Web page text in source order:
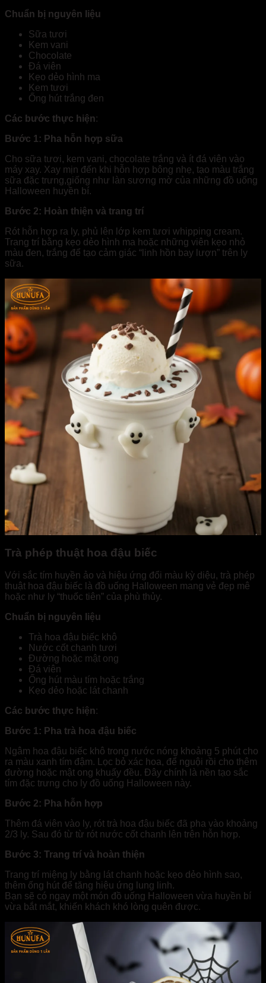
Chuẩn bị nguyên liệu
Sữa tươi
Kem vani
Chocolate
Đá viên
Kẹo dẻo hình ma
Kem tươi
Ống hút trắng đen
Các bước thực hiện:
Bước 1: Pha hỗn hợp sữa
Cho sữa tươi, kem vani, chocolate trắng và ít đá viên vào
máy xay. Xay mịn đến khi hỗn hợp bông nhẹ, tạo màu trắng
sữa đặc trưng,giống như làn sương mờ của những đồ uống
Halloween huyền bí.
Bước 2: Hoàn thiện và trang trí
Rót hỗn hợp ra ly, phủ lên lớp kem tươi whipping cream.
Trang trí bằng kẹo dẻo hình ma hoặc những viên kẹo nhỏ
màu đen, trắng để tạo cảm giác “linh hồn bay lượn” trên ly
sữa.
Trà phép thuật hoa đậu biếc
Với sắc tím huyền ảo và hiệu ứng đổi màu kỳ diệu, trà phép
thuật hoa đậu biếc là đồ uống Halloween mang vẻ đẹp mê
hoặc như ly “thuốc tiên” của phù thủy.
Chuẩn bị nguyên liệu
Trà hoa đậu biếc khô
Nước cốt chanh tươi
Đường hoặc mật ong
Đá viên
Ống hút màu tím hoặc trắng
Kẹo dẻo hoặc lát chanh
Các bước thực hiện:
Bước 1: Pha trà hoa đậu biếc
Ngâm hoa đậu biếc khô trong nước nóng khoảng 5 phút cho
ra màu xanh tím đậm. Lọc bỏ xác hoa, để nguội rồi cho thêm
đường hoặc mật ong khuấy đều. Đây chính là nền tạo sắc
tím đặc trưng cho ly đồ uống Halloween này.
Bước 2: Pha hỗn hợp
Thêm đá viên vào ly, rót trà hoa đậu biếc đã pha vào khoảng
2/3 ly. Sau đó từ từ rót nước cốt chanh lên trên hỗn hợp.
Bước 3: Trang trí và hoàn thiện
Trang trí miệng ly bằng lát chanh hoặc kẹo dẻo hình sao,
thêm ống hút để tăng hiệu ứng lung linh.
Bạn sẽ có ngay một món đồ uống Halloween vừa huyền bí
vừa bắt mắt, khiến khách khó lòng quên được.